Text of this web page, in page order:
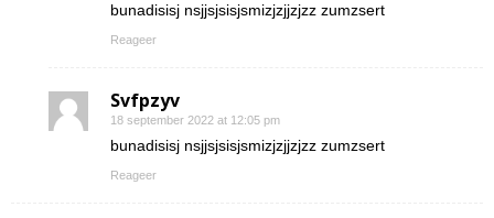
bunadisisj nsjjsjsisjsmizjzjjzjzz zumzsert
Reageer
Svfpzyv
18 september 2022 at 12:05 pm
bunadisisj nsjjsjsisjsmizjzjjzjzz zumzsert
Reageer